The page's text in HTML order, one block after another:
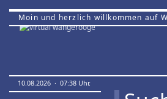
Moin und herzlich willkommen auf
10.08.2026 · 07:38 Uhr.